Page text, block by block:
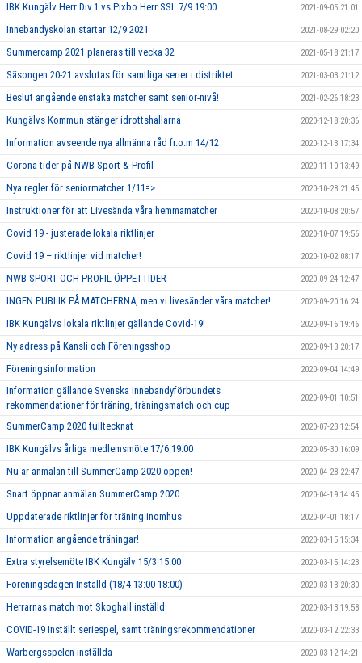
IBK Kungälv Herr Div.1 vs Pixbo Herr SSL 7/9 19:00 2021-09-05 21:01
Innebandyskolan startar 12/9 2021 2021-08-29 02:20
Summercamp 2021 planeras till vecka 32 2021-05-18 21:17
Säsongen 20-21 avslutas för samtliga serier i distriktet. 2021-03-03 21:12
Beslut angående enstaka matcher samt senior-nivå! 2021-02-26 18:23
Kungälvs Kommun stänger idrottshallarna 2020-12-18 20:36
Information avseende nya allmänna råd fr.o.m 14/12 2020-12-13 17:34
Corona tider på NWB Sport & Profil 2020-11-10 13:49
Nya regler för seniormatcher 1/11=> 2020-10-28 21:45
Instruktioner för att Livesända våra hemmamatcher 2020-10-08 20:57
Covid 19 - justerade lokala riktlinjer 2020-10-07 19:56
Covid 19 – riktlinjer vid matcher! 2020-10-02 08:17
NWB SPORT OCH PROFIL ÖPPETTIDER 2020-09-24 12:47
INGEN PUBLIK PÅ MATCHERNA, men vi livesänder våra matcher! 2020-09-20 16:24
IBK Kungälvs lokala riktlinjer gällande Covid-19! 2020-09-16 19:46
Ny adress på Kansli och Föreningsshop 2020-09-13 20:17
Föreningsinformation 2020-09-04 14:49
Information gällande Svenska Innebandyförbundets
rekommendationer för träning, träningsmatch och cup
2020-09-01 10:51
SummerCamp 2020 fulltecknat 2020-07-23 12:54
IBK Kungälvs årliga medlemsmöte 17/6 19:00 2020-05-30 16:09
Nu är anmälan till SummerCamp 2020 öppen! 2020-04-28 22:47
Snart öppnar anmälan SummerCamp 2020 2020-04-19 14:45
Uppdaterade riktlinjer för träning inomhus 2020-04-01 18:17
Information angående träningar! 2020-03-15 15:34
Extra styrelsemöte IBK Kungälv 15/3 15:00 2020-03-15 14:23
Föreningsdagen Inställd (18/4 13:00-18:00) 2020-03-13 20:30
Herrarnas match mot Skoghall inställd 2020-03-13 19:58
COVID-19 Inställt seriespel, samt träningsrekommendationer 2020-03-12 22:33
Warbergsspelen inställda 2020-03-12 14:21